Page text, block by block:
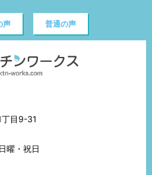
声 普通の声
丁目9-31
曜・祝日